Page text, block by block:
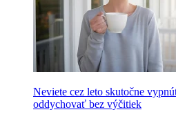
Neviete cez leto skutočne
oddychovať bez výčitiek